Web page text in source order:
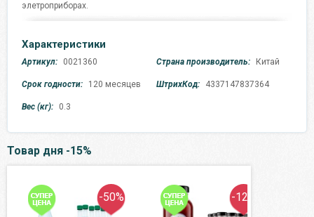
элетроприборах.
Характеристики
Артикул: 0021360 Страна производитель: Китай
Срок годности: 120 месяцев ШтрихКод: 4337147837364
Вес (кг): 0.3
Товар дня -15%
-50% -12%